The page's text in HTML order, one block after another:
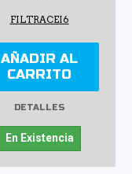
FILTRACEI6
AÑADIR AL
CARRITO
DETALLES
En Existencia